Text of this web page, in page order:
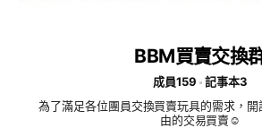
BBM買賣交換
成員159
記事本3
為了滿足各位團員交換買賣玩具的需求，開
由的交易買賣☺️